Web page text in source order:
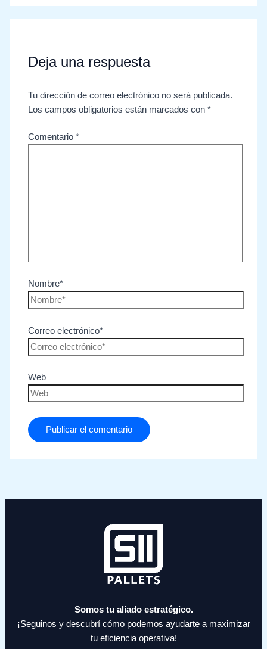
Deja una respuesta
Tu dirección de correo electrónico no será publicada.
Los campos obligatorios están marcados con*
Comentario*
Nombre*
Correo electrónico*
Web
Somos tu aliado estratégico.
¡Seguinos y descubrí cómo podemos ayudarte a maximizar
tu eficiencia operativa!